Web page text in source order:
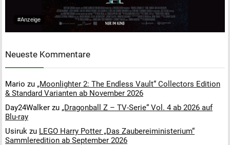
#Anzeige
Neueste Kommentare
Mario zu „Moonlighter 2: The Endless Vault“ Collectors Edition
& Standard Varianten ab November 2026
Day24Walker zu „Dragonball Z – TV-Serie“ Vol. 4 ab 2026 auf
Blu-ray
Usiruk zu LEGO Harry Potter „Das Zaubereiministerium“
Sammleredition ab September 2026